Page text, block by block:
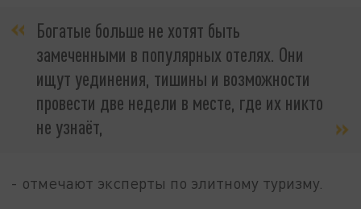
Богатые больше не хотят быть
замеченными в популярных отелях. Они
ищут уединения, тишины и возможности
провести две недели в месте, где их никто
не узнаёт,
- отмечают эксперты по элитному туризму.